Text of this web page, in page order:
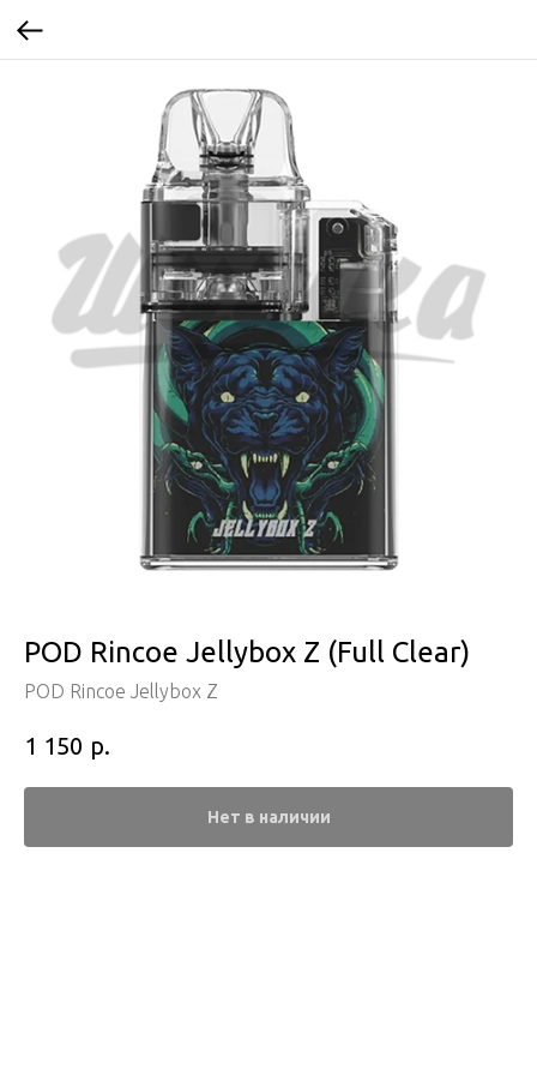
POD Rincoe Jellybox Z (Full Clear)
POD Rincoe Jellybox Z
1 150 р.
Нет в наличии